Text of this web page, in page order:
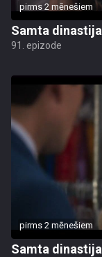
pirms 2 mēnešiem
Samta dinastija
91. epizode
pirms 2 mēnešiem
Samta dinastija